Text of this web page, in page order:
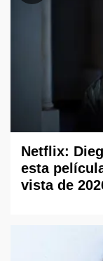
Netflix:
esta
vista de